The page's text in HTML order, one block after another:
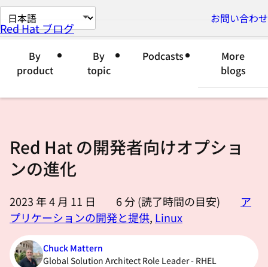
ペ
ー
語
だ
さ
お問い合わせ
Red Hat ブログ
By
product
By
topic
Podcasts
More
blogs
Red Hat の開発者向けオプショ
ンの進化
2023 年 4 月 11 日 6分 (読了時間の目安)
ア
プリケーションの開発と提供, Linux
Chuck Mattern
Global Solution Architect Role Leader - RHEL